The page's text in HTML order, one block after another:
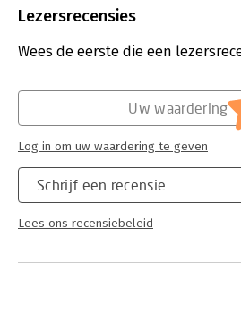
Uitgever:
Lezersrecensies
Wees de eerste die een
Schrijf een recensie
Lees ons recensiebeleid
Uw waardering
Log in om uw waardering te geven